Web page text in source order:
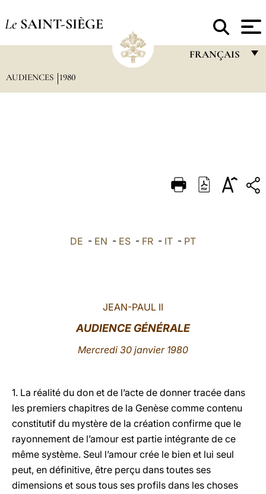
Le SAINT-SIÈGE
FRANÇAIS
DEUTSCH
العربيّة
AUDIENCES 1980
DE - EN - ES - FR - IT - PT
JEAN-PAUL II
AUDIENCE GÉNÉRALE
Mercredi 30 janvier 1980
1. La réalité du don et de l’acte de donner tracée dans
les premiers chapitres de la Genèse comme contenu
constitutif du mystère de la création confirme que le
rayonnement de l’amour est partie intégrante de ce
même système. Seul l’amour crée le bien et lui seul
peut, en définitive, être perçu dans toutes ses
dimensions et sous tous ses profils dans les choses